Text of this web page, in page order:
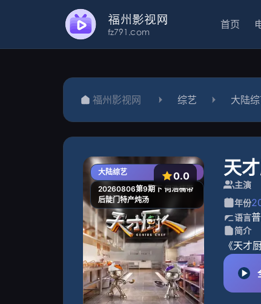
首页
福州影视网 综艺 大陆
大陆综艺
20260806第9期下 何浩楠带
后陡门特产炖汤
0.0 天
主演
年份
语言
简介
《天才